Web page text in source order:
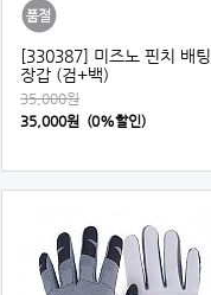
[330387] 미즈노 핀치 배팅
장갑 (검+백)
35,000원
35,000원 (0%할인)